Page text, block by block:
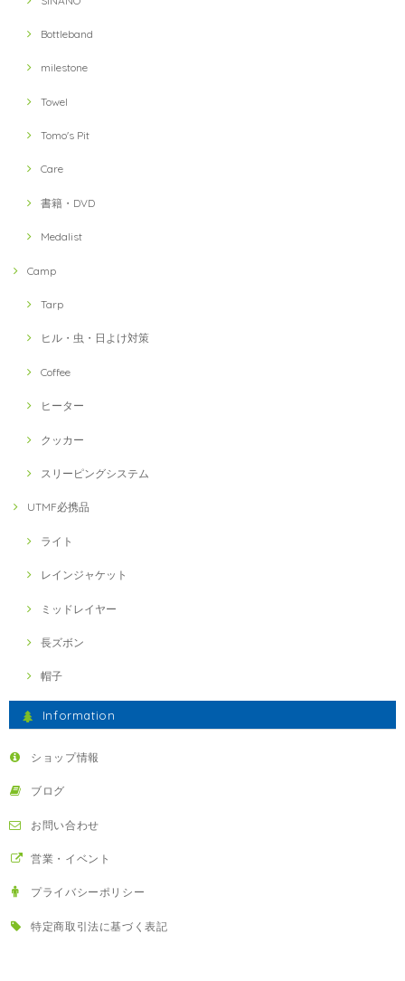
Bottleband
milestone
Towel
Tomo's Pit
Care
書籍・DVD
Medalist
Camp
Tarp
ヒル・虫・日よけ対策
Coffee
ヒーター
クッカー
スリーピングシステム
UTMF必携品
ライト
レインジャケット
ミッドレイヤー
長ズボン
帽子
Information
ショップ情報
ブログ
お問い合わせ
営業・イベント
プライバシーポリシー
特定商取引法に基づく表記